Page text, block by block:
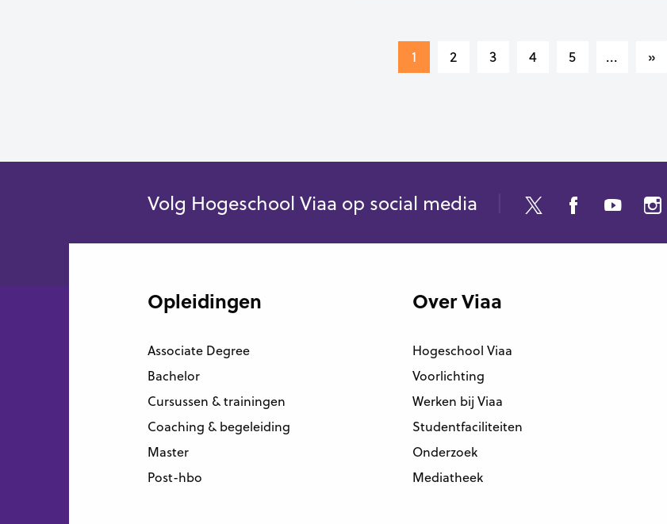
1 2 3 4 5 ... »
Volg Hogeschool Viaa op social media
Opleidingen
Associate Degree
Bachelor
Cursussen & trainingen
Coaching & begeleiding
Master
Post-hbo
Over Viaa
Hogeschool Viaa
Voorlichting
Werken bij Viaa
Studentfaciliteiten
Onderzoek
Mediatheek